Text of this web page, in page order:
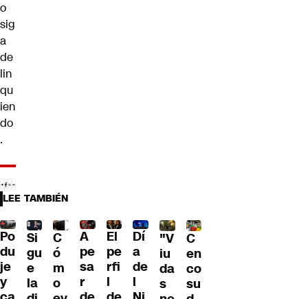
o
sig
a
de
lin
qu
ien
do
.
LEE TAMBIÉN
Po
du
je
y
Si
gu
e
la
C
ó
m
o
A
pe
sa
r
El
pe
rfi
l
Dí
a
de
l
"V
iu
da
s
C
en
co
su